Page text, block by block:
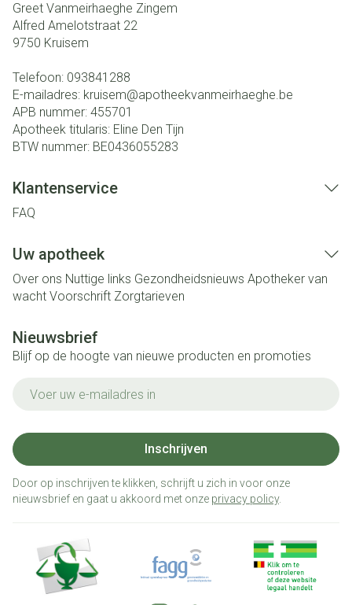
Greet Vanmeirhaeghe Zingem
Alfred Amelotstraat 22
9750 Kruisem
Telefoon: 093841288
E-mailadres: kruisem@apotheekvanmeirhaeghe.be
APB nummer: 455701
Apotheek titularis: Eline Den Tijn
BTW nummer: BE0436055283
Klantenservice
FAQ
Uw apotheek
Over ons Nuttige links Gezondheidsnieuws Apotheker van
wacht Voorschrift Zorgtarieven
Nieuwsbrief
Blijf op de hoogte van nieuwe producten en promoties
Inschrijven
Door op inschrijven te klikken, schrijft u zich in voor onze
nieuwsbrief en gaat u akkoord met onze privacy policy.